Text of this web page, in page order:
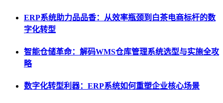
ERP系统助力品品香：从效率瓶颈到白茶电商标杆的数
字化转型
智能仓储革命：解码WMS仓库管理系统选型与实施全攻
略
数字化转型利器：ERP系统如何重塑企业核心场景